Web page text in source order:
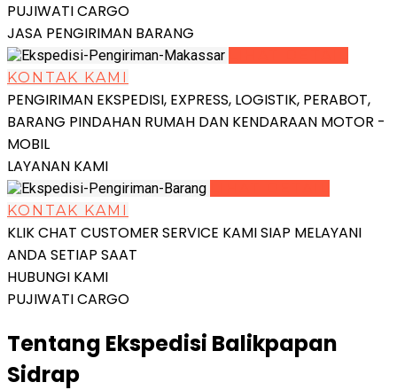
PUJIWATI CARGO
JASA PENGIRIMAN BARANG
KONTAK KAMI
PENGIRIMAN EKSPEDISI, EXPRESS, LOGISTIK, PERABOT,
BARANG PINDAHAN RUMAH DAN KENDARAAN MOTOR -
MOBIL
LAYANAN KAMI
KONTAK KAMI
KLIK CHAT CUSTOMER SERVICE KAMI SIAP MELAYANI
ANDA SETIAP SAAT
HUBUNGI KAMI
PUJIWATI CARGO
Tentang Ekspedisi Balikpapan
Sidrap